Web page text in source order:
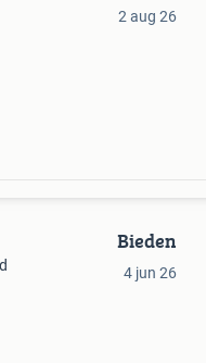
2 aug 26
Bieden
4 jun 26